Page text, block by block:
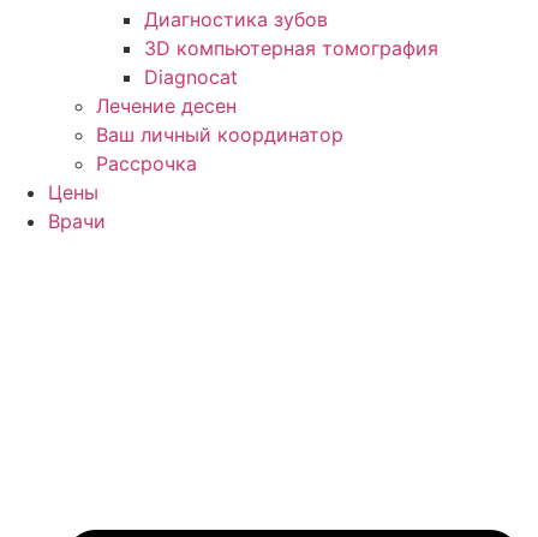
Диагностика зубов
3D компьютерная томография
Diagnocat
Лечение десен
Ваш личный координатор
Рассрочка
Цены
Врачи